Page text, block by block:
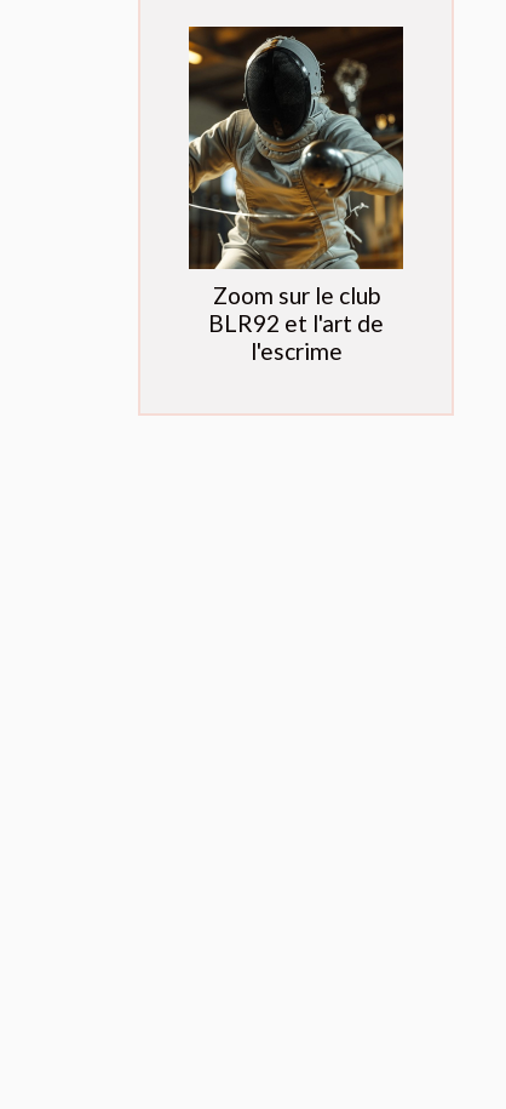
Zoom sur le club
BLR92 et l'art de
l'escrime